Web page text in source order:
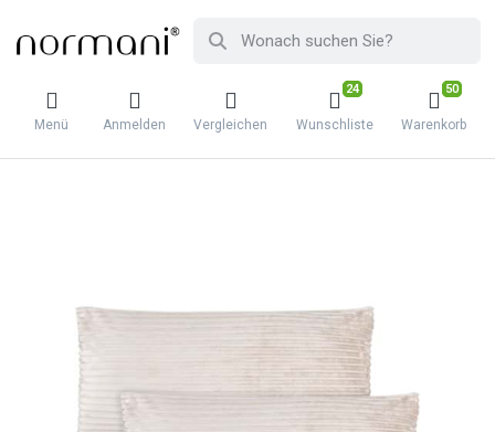
Menü Anmelden Vergleichen
24
Wunschliste
50
Warenkorb